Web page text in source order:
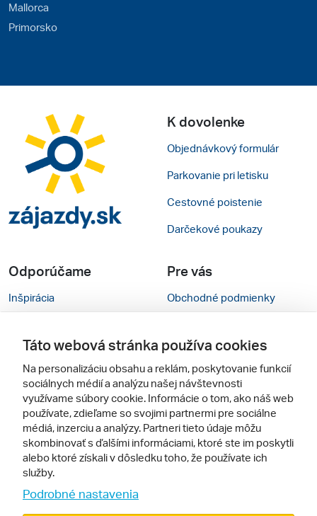
Mallorca
Primorsko
K dovolenke
Objednávkový formulár
Parkovanie pri letisku
Cestovné poistenie
Darčekové poukazy
Odporúčame
Inšpirácia
Cestovné kancelárie
Zájezdy.cz
Pre vás
Obchodné podmienky
Nastavenie cookies
Mobilná verzia webu
Sledujte nás
Táto webová stránka používa cookies
Na personalizáciu obsahu a reklám, poskytovanie funkcií
sociálnych médií a analýzu našej návštevnosti
využívame súbory cookie. Informácie o tom, ako náš web
používate, zdieľame so svojimi partnermi pre sociálne
médiá, inzerciu a analýzy. Partneri tieto údaje môžu
skombinovať s ďalšími informáciami, ktoré ste im poskytli
alebo ktoré získali v dôsledku toho, že používate ich
služby.
Podrobné nastavenia